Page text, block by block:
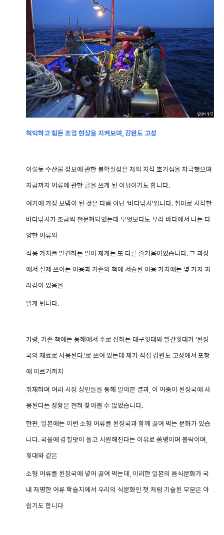
척박하고 힘든 조업 현장을 지켜보며, 강원도 고성
이렇듯 수산물 정보에 관한 불확실성은 저의 지적 호기심을 자극했으며
지금까지 어류에 관한 글을 쓰게 된 이유이기도 합니다.
여기에 가장 보탬이 된 것은 다름 아닌 '바다낚시'입니다. 취미로 시작한
바다낚시가 조금씩 전문화되었는데 무엇보다도 우리 바다에서 나는 다
양한 어류의
식용 가치를 발견하는 일이 제게는 또 다른 즐거움이었습니다. 그 과정
에서 실제 쓰이는 이용과 기존의 책에 서술된 이용 가치에는 몇 가지 괴
리감이 있음을
알게 됩니다.
가령, 기존 책에는 동해에서 주로 잡히는 대구횟대와 빨간횟대가 '된장
국의 재료로 사용된다.'로 쓰여 있는데 제가 직접 강원도 고성에서 포항
에 이르기까지
취재하며 여러 시장 상인들을 통해 알아본 결과, 이 어종이 된장국에 사
용된다는 정황은 전혀 찾아볼 수 없었습니다.
한편, 일본에는 이런 소형 어류를 된장국과 함께 끓여 먹는 문화가 있습
니다. 국물에 감칠맛이 돌고 시원해진다는 이유로 쏨뱅이며 볼락이며,
횟대와 같은
소형 어류를 된장국에 넣어 끓여 먹는데, 이러한 일본의 음식문화가 국
내 저명한 어류 학술지에서 우리의 식문화인 첫 처럼 기술된 부분은 아
쉽기도 합니다